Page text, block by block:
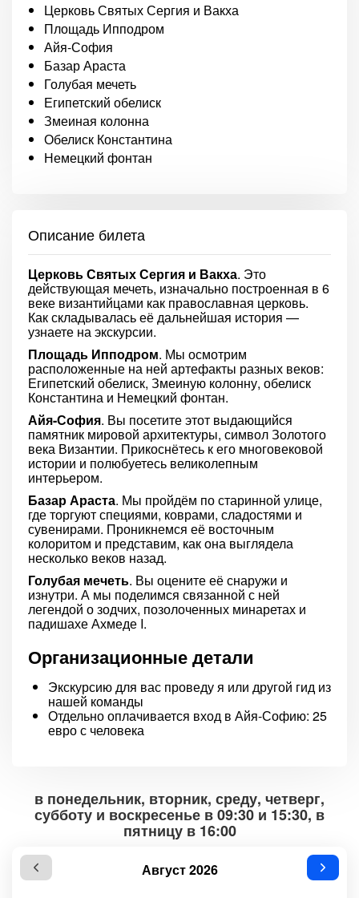
Церковь Святых Сергия и Вакха
Площадь Ипподром
Айя-София
Базар Араста
Голубая мечеть
Египетский обелиск
Змеиная колонна
Обелиск Константина
Немецкий фонтан
Описание билета
Церковь Святых Сергия и Вакха. Это
действующая мечеть, изначально построенная в 6
веке византийцами как православная церковь.
Как складывалась её дальнейшая история —
узнаете на экскурсии.
Площадь Ипподром. Мы осмотрим
расположенные на ней артефакты разных веков:
Египетский обелиск, Змеиную колонну, обелиск
Константина и Немецкий фонтан.
Айя-София. Вы посетите этот выдающийся
памятник мировой архитектуры, символ Золотого
века Византии. Прикоснётесь к его многовековой
истории и полюбуетесь великолепным
интерьером.
Базар Араста. Мы пройдём по старинной улице,
где торгуют специями, коврами, сладостями и
сувенирами. Проникнемся её восточным
колоритом и представим, как она выглядела
несколько веков назад.
Голубая мечеть. Вы оцените её снаружи и
изнутри. А мы поделимся связанной с ней
легендой о зодчих, позолоченных минаретах и
падишахе Ахмеде I.
Организационные детали
Экскурсию для вас проведу я или другой гид из
нашей команды
Отдельно оплачивается вход в Айя-Софию: 25
евро с человека
в понедельник, вторник, среду, четверг,
субботу и воскресенье в 09:30 и 15:30, в
пятницу в 16:00
Август 2026